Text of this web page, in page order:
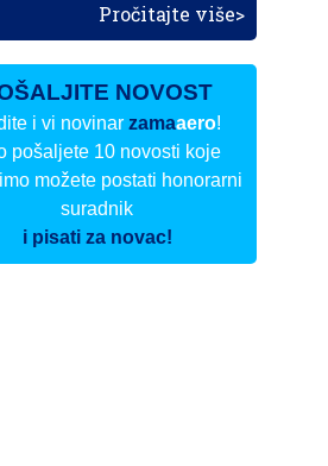
Pročitajte više>
NOVOST
i vi novinarzamaaero!
pošaljete 10 novosti koje
možete postati honorarni
suradnik
i pisati za novac!